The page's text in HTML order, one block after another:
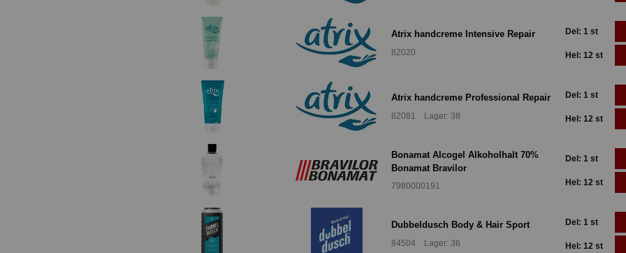
Atrix handcreme Intensive Repair
82020
Del: 1 st
Hel: 12 st
Atrix handcreme Professional Repair
82081 Lager: 38
Del: 1 st
Hel: 12 st
Bonamat Alcogel Alkoholhalt 70%
Bonamat Bravilor
7980000191
Del: 1 st
Hel: 12 st
Dubbeldusch Body & Hair Sport
84504 Lager: 36
Del: 1 st
Hel: 12 st